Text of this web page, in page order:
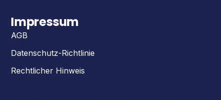
Impressum
AGB
Datenschutz-Richtlinie
Rechtlicher Hinweis